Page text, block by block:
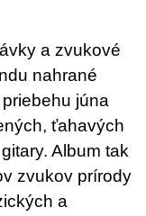
a zvukové
nahrané
júna
ťahavých
Album tak
zvukov prírody
a